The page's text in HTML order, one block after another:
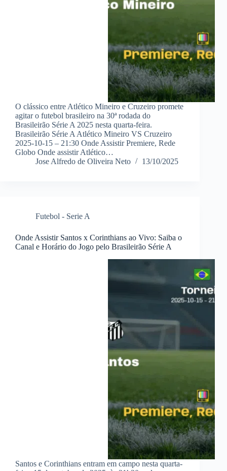
O clássico entre Atlético Mineiro e Cruzeiro promete
agitar o futebol brasileiro na 30ª rodada do
Brasileirão Série A 2025 nesta quarta-feira.
Brasileirão Série A Atlético Mineiro VS Cruzeiro
2025-10-15 – 21:30 Onde Assistir Premiere, Rede
Globo Onde assistir Atlético…
Jose Alfredo de Oliveira Neto
13/10/2025
Futebol - Serie A
Onde Assistir Santos x Corinthians ao Vivo: Saiba o
Canal e Horário do Jogo pelo Brasileirão Série A
Santos e Corinthians entram em campo nesta quarta-